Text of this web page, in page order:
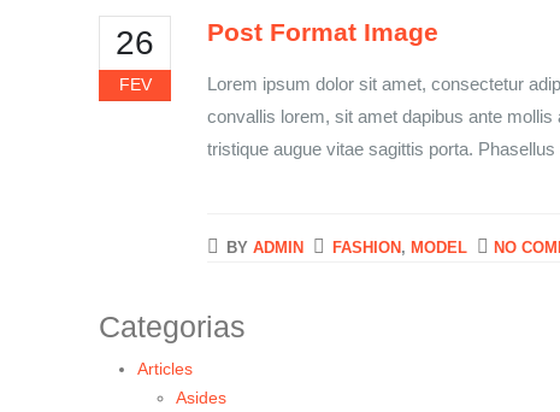
26
FEV
Post Format Image
Lorem ipsum dolor sit amet, consectetur
convallis lorem, sit amet dapibus ante
tristique augue vitae sagittis porta.
BY ADMIN FASHION , MODEL NO
Categorias
Articles
Asides